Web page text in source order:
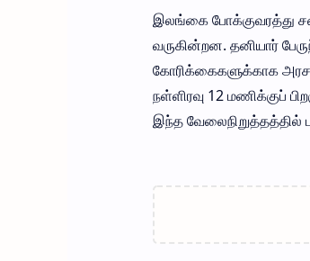
இலங்கை போக்குவரத்து
வருகின்றன. தனியார்
கோரிக்கைகளுக்காக
நள்ளிரவு 12 மணிக்குப்
இந்த